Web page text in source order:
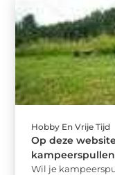
Hobby En Vrije Tijd
Op deze
Wil je